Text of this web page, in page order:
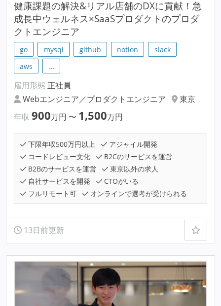
健康課題の解決&リアル店舗のDXに貢献！急
成長中ウェルネス×SaaSプロダクトのプロダ
クトエンジニア
go mysql github notion
slack
aws
…
雇用形態 正社員
Webエンジニア／プロダクトエンジニア
東京
年収 900万円 〜 1,500万円
下限年収500万円以上
アジャイル開発
コードレビュー文化
B2Cのサービスを運営
B2Bのサービスを運営
東京以外の求人
自社サービスを開発
CTOがいる
フルリモート可
オンラインで選考が受けられる
13日前更新